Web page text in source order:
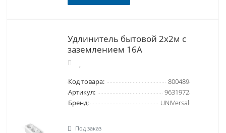
Удлинитель бытовой 2х2м с
заземлением 16А
Код товара:
800489
Артикул:
9631972
Бренд:
UNIVersal
Под заказ